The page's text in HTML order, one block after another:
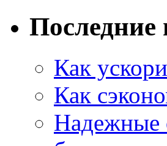
Последние
Как
Как
Надежные